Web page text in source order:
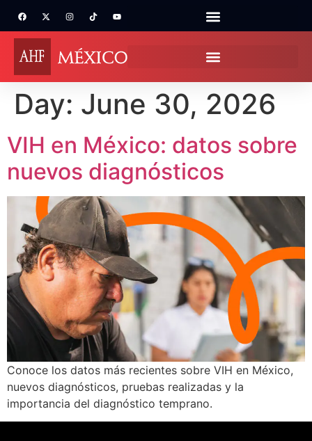
Day: June 30, 2026
VIH en México: datos sobre
nuevos diagnósticos
Conoce los datos más recientes sobre VIH en México,
nuevos diagnósticos, pruebas realizadas y la
importancia del diagnóstico temprano.